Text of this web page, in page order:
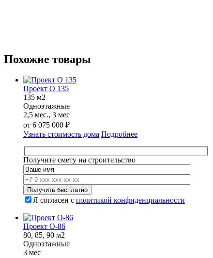
Похожие товары
Проект О 135
135 м2
Одноэтажные
2,5 мес., 3 мес
от 6 075 000 ₽
Узнать стоимость дома Подробнее
Получите смету на строительство
Я согласен с политикой конфиденциальности
Проект О-86
80, 85, 90 м2
Одноэтажные
3 мес